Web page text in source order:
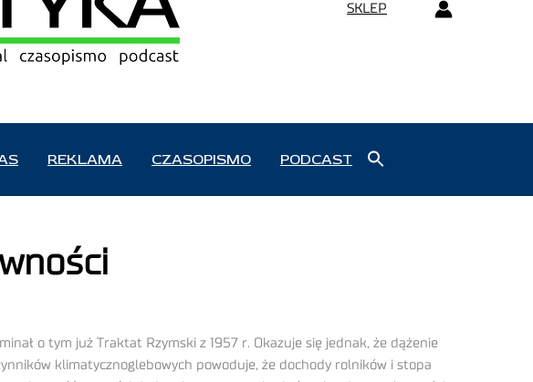
SKLEP
REKLAMA CZASOPISMO PODCAST
o tym już Traktat Rzymski z 1957 r. Okazuje się jednak, że dążenie
klimatycznoglebowych powoduje, że dochody rolników i stopa